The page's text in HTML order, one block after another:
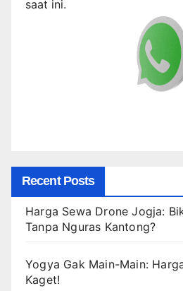
saat ini.
Recent Posts
Harga Sewa Drone Jogja:
Tanpa Nguras Kantong?
Yogya Gak Main-Main:
Kaget!